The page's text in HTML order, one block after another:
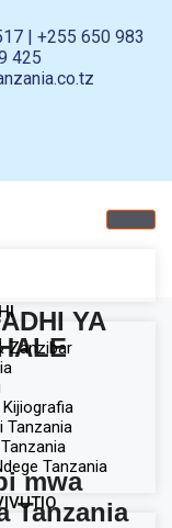
| +255 650 983
425
Zanzibar
Tanzania
Tanzania
YA
mwa
Tanzania